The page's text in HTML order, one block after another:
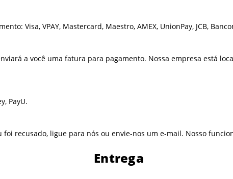
Visa, VPAY, Mastercard, Maestro, AMEX, UnionPay, JCB,
a você uma fatura para pagamento. Nossa empresa está
PayU.
recusado, ligue para nós ou envie-nos um e-mail. Nosso
Entrega